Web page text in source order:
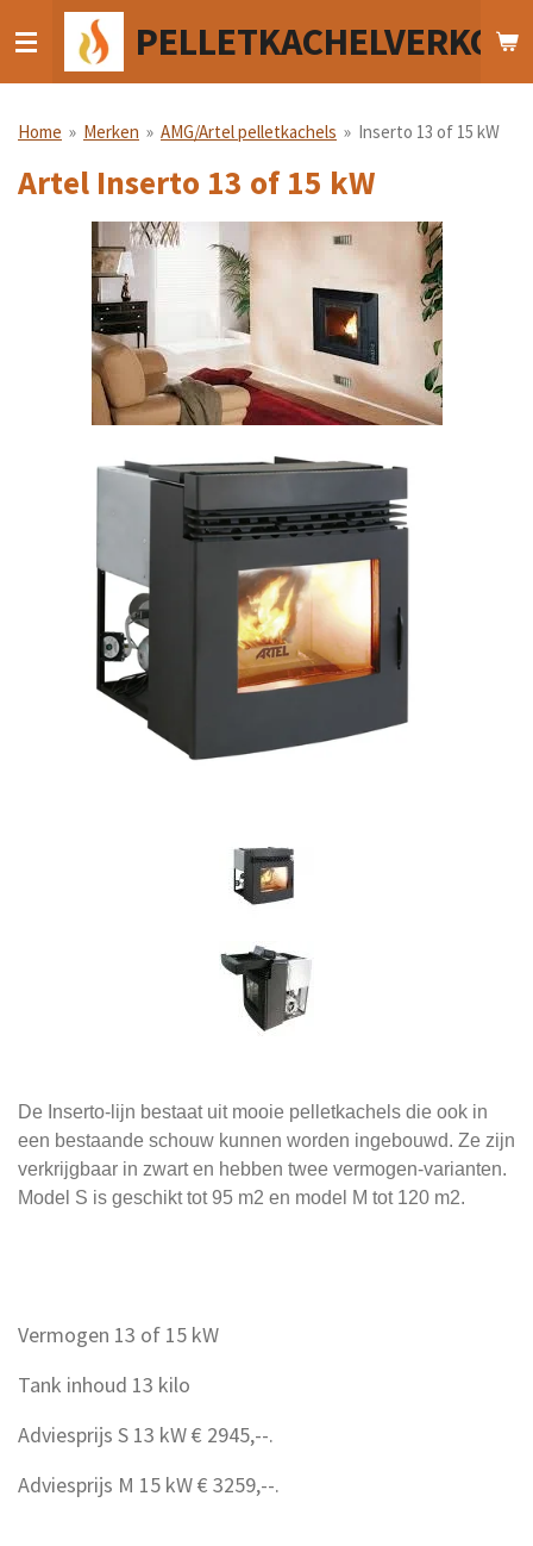
direct
hoofdinhoud
Home » Merken » AMG/Artel pelletkachels » Inserto 13 of 15 kW
Artel Inserto 13 of 15 kW
De Inserto-lijn bestaat uit mooie pelletkachels die ook in
een bestaande schouw kunnen worden ingebouwd. Ze zijn
verkrijgbaar in zwart en hebben twee vermogen-varianten.
Model S is geschikt tot 95 m2 en model M tot 120 m2.
Vermogen 13 of 15 kW
Tank inhoud 13 kilo
Adviesprijs S 13 kW € 2945,--.
Adviesprijs M 15 kW € 3259,--.